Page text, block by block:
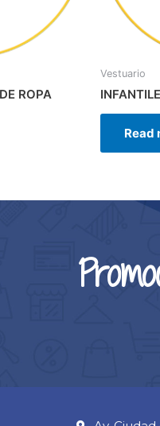
ROPA
Vestuario
Read